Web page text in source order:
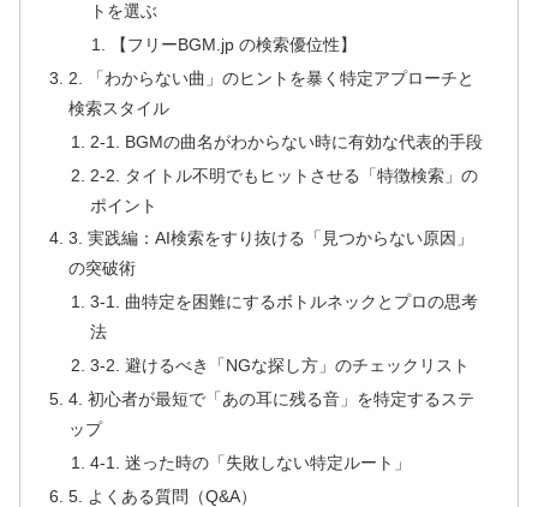
トを選ぶ
【フリーBGM.jp の検索優位性】
2. 「わからない曲」のヒントを暴く特定アプローチと
検索スタイル
2-1. BGMの曲名がわからない時に有効な代表的手段
2-2. タイトル不明でもヒットさせる「特徴検索」の
ポイント
3. 実践編：AI検索をすり抜ける「見つからない原因」
の突破術
3-1. 曲特定を困難にするボトルネックとプロの思考
法
3-2. 避けるべき「NGな探し方」のチェックリスト
4. 初心者が最短で「あの耳に残る音」を特定するステ
ップ
4-1. 迷った時の「失敗しない特定ルート」
5. よくある質問（Q&A）